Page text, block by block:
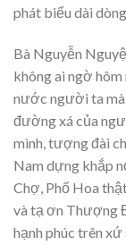
phát biểu dài
Bà Nguyễn
không ai ngờ
nước người ta mà
đường xá của
mình, tượng đài
Nam dựng khắp
Chợ, Phố Hoa
và tạ ơn Thượng
hạnh phúc trên